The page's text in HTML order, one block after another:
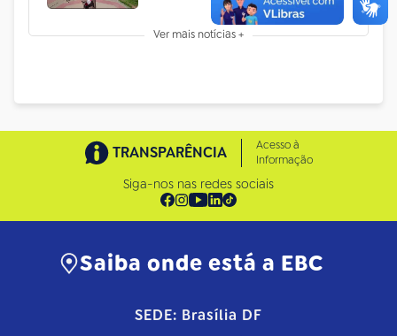
Ver mais notícias +
TRANSPARÊNCIA
Acesso à
Informação
Siga-nos nas redes sociais
Saiba onde está a EBC
SEDE: Brasília DF